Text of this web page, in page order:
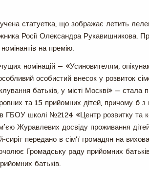
статуетка, що зображає летить
Росії Олександра Рукавишникова.
на премію.
номінацій — «Усиновителям,
особистий внесок у розвиток
батьків, у місті Москві» — стала
та 15 прийомних дітей, причому 6
ГБОУ школі №2124 «Центр розвитку та
Журавлевих досвіду проживання
сиріт передано в сім’ї громадян на
Громадську раду прийомних
батьків.